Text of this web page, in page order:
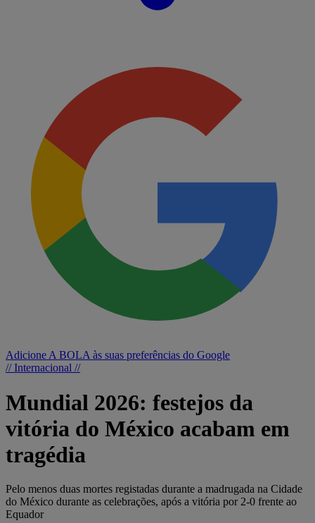
Adicione A BOLA às suas preferências do Google
// Internacional //
Mundial 2026: festejos da
vitória do México acabam em
tragédia
Pelo menos duas mortes registadas durante a madrugada na Cidade
do México durante as celebrações, após a vitória por 2-0 frente ao
Equador